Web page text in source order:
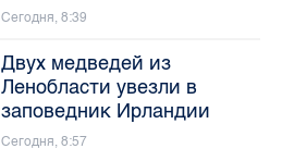
Сегодня, 8:39
Двух медведей из
Ленобласти увезли в
заповедник Ирландии
Сегодня, 8:57